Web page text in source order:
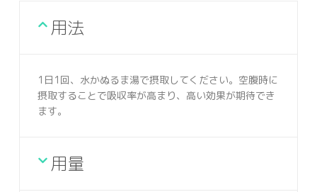
用法
1日1回、水かぬるま湯で摂取してください。空腹時に
摂取することで吸収率が高まり、高い効果が期待でき
ます。
用量